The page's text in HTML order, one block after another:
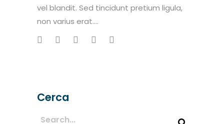
vel blandit. Sed tincidunt pretium ligula,
non varius erat....
Cerca